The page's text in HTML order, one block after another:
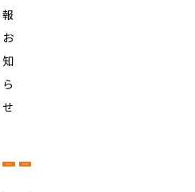
報
お
知
ら
せ